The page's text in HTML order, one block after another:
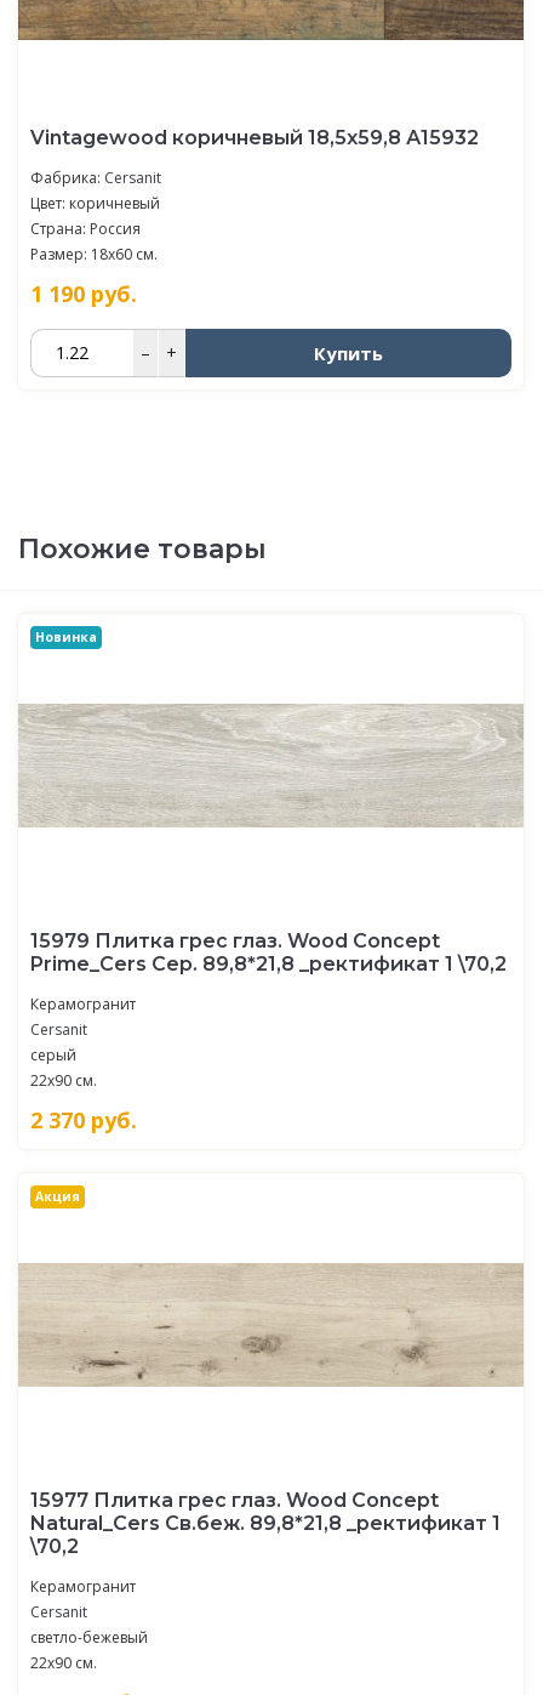
Vintagewood коричневый 18,5x59,8 А15932
Фабрика: Cersanit
Цвет: коричневый
Страна: Россия
Размер: 18x60 см.
1 190 руб.
– + Купить
Похожие товары
Новинка
15979 Плитка грес глаз. Wood Concept
Prime_Cers Сер. 89,8*21,8 _ректификат 1 \70,2
Керамогранит
Cersanit
серый
22x90 см.
2 370 руб.
Акция
15977 Плитка грес глаз. Wood Concept
Natural_Cers Св.беж. 89,8*21,8 _ректификат 1
\70,2
Керамогранит
Cersanit
светло-бежевый
22x90 см.